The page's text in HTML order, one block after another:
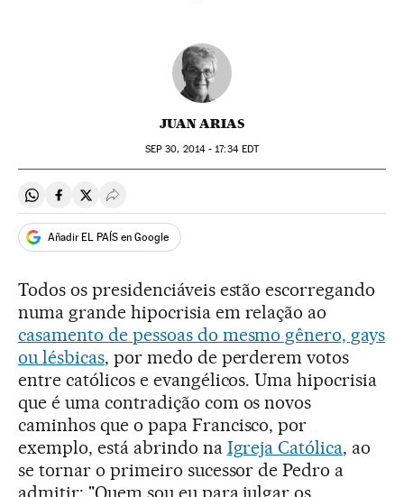
JUAN ARIAS
SEP 30, 2014 - 17:34EDT
Compartir en Whatsapp
Compartir en Facebook
Compartir en Twitter
Desplegar Redes Sociales
Añadir EL PAÍS en Google
Todos os presidenciáveis estão escorregando
numa grande hipocrisia em relação ao
casamento de pessoas do mesmo gênero, gays
ou lésbicas, por medo de perderem votos
entre católicos e evangélicos. Uma hipocrisia
que é uma contradição com os novos
caminhos que o papa Francisco, por
exemplo, está abrindo na Igreja Católica, ao
se tornar o primeiro sucessor de Pedro a
admitir: "Quem sou eu para julgar os